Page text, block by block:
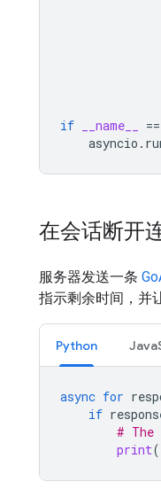
if __name__ ==
asyncio .
在会话断开
服务器发送一条
指示剩余时间，并
Python
async for
if
# The
print(